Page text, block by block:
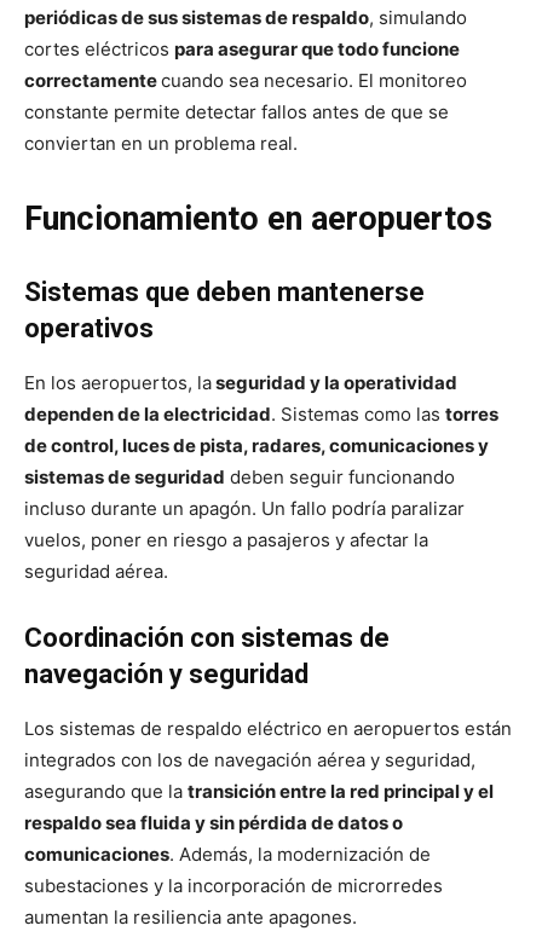
periódicas de sus sistemas de respaldo, simulando
cortes eléctricos para asegurar que todo funcione
correctamentecuando sea necesario. El monitoreo
constante permite detectar fallos antes de que se
conviertan en un problema real.
Funcionamiento en aeropuertos
Sistemas que deben mantenerse
operativos
En los aeropuertos, laseguridad y la operatividad
dependen de la electricidad. Sistemas como las torres
de control, luces de pista, radares, comunicaciones y
sistemas de seguridad deben seguir funcionando
incluso durante un apagón. Un fallo podría paralizar
vuelos, poner en riesgo a pasajeros y afectar la
seguridad aérea.
Coordinación con sistemas de
navegación y seguridad
Los sistemas de respaldo eléctrico en aeropuertos están
integrados con los de navegación aérea y seguridad,
asegurando que la transición entre la red principal y el
respaldo sea fluida y sin pérdida de datos o
comunicaciones. Además, la modernización de
subestaciones y la incorporación de microrredes
aumentan la resiliencia ante apagones.